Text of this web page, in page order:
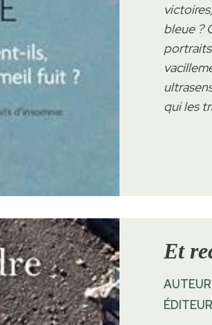
bleue ?
qui les
Et